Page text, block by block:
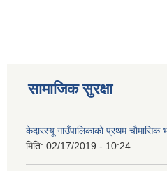
सामाजिक सुरक्षा
केदारस्यू गाउँपालिकाकाे प्रथम चाैमासिक
मिति: 02/17/2019 - 10:24